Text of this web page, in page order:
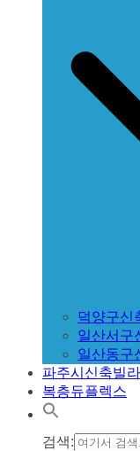
덕양구신
일산서구
일산동구
파주시신축빌라
복층듀플렉스
검색: